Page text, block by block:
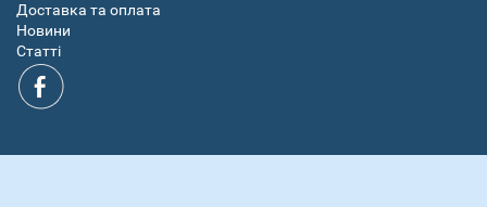
Доставка та оплата
Новини
Статті